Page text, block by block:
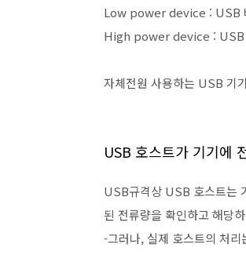
Low power device : USB
High power device : USB
자체전원 사용하는 USB 기
USB 호스트가 기기에
USB규격상 USB 호스트
된 전류량을 확인하고 해당
-그러나, 실제 호스트의 처